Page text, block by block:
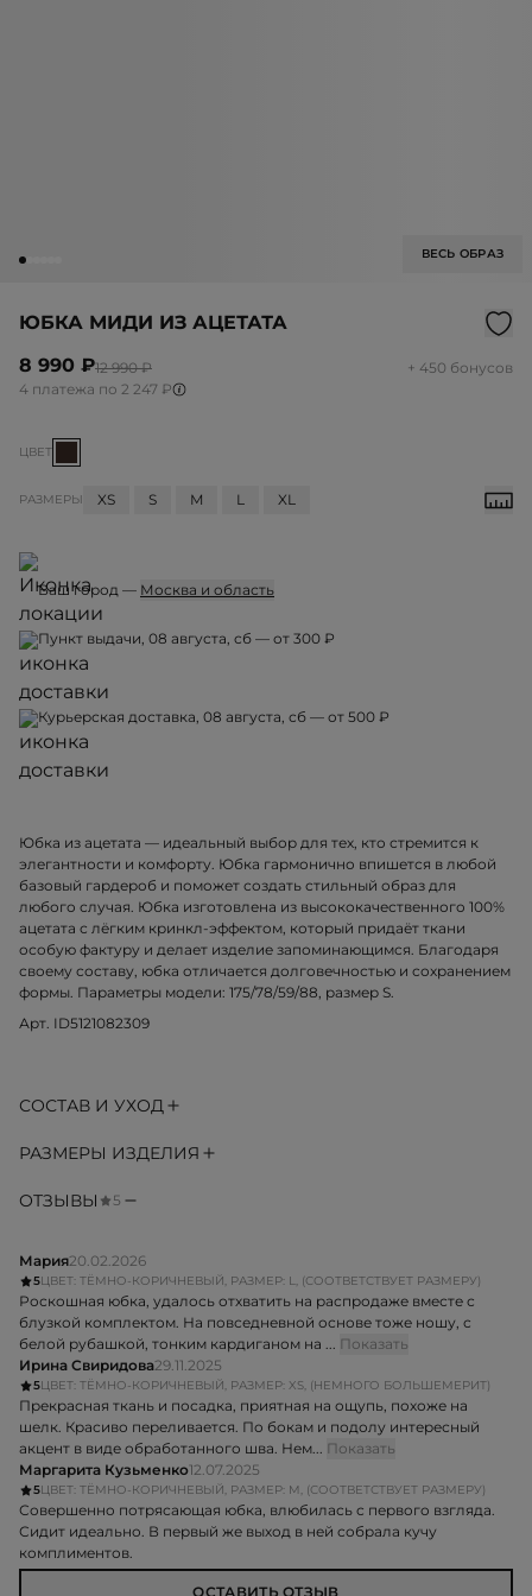
ВЕСЬ ОБРАЗ
ЮБКА МИДИ ИЗ АЦЕТАТА
8 990 ₽12 990 ₽
+ 450 бонусов
4 платежа по 2 247 ₽
ЦВЕТ
РАЗМЕРЫ XS S M L XL
Ваш город — Москва и область
Пункт выдачи, 08 августа, сб — от 300 ₽
Курьерская доставка, 08 августа, сб — от 500 ₽
Юбка из ацетата — идеальный выбор для тех, кто стремится к
элегантности и комфорту. Юбка гармонично впишется в любой
базовый гардероб и поможет создать стильный образ для
любого случая. Юбка изготовлена из высококачественного 100%
ацетата с лёгким кринкл-эффектом, который придаёт ткани
особую фактуру и делает изделие запоминающимся. Благодаря
своему составу, юбка отличается долговечностью и сохранением
формы. Параметры модели: 175/78/59/88, размер S.
Арт. ID5121082309
СОСТАВ И УХОД
РАЗМЕРЫ ИЗДЕЛИЯ
ОТЗЫВЫ 5
Мария20.02.2026
5ЦВЕТ: ТЁМНО-КОРИЧНЕВЫЙ, РАЗМЕР: L, (СООТВЕТСТВУЕТ РАЗМЕРУ)
Роскошная юбка, удалось отхватить на распродаже вместе с
блузкой комплектом. На повседневной основе тоже ношу, с
белой рубашкой, тонким кардиганом на ... Показать
Ирина Свиридова29.11.2025
5ЦВЕТ: ТЁМНО-КОРИЧНЕВЫЙ, РАЗМЕР: XS, (НЕМНОГО БОЛЬШЕМЕРИТ)
Прекрасная ткань и посадка, приятная на ощупь, похоже на
шелк. Красиво переливается. По бокам и подолу интересный
акцент в виде обработанного шва. Нем... Показать
Маргарита Кузьменко12.07.2025
5ЦВЕТ: ТЁМНО-КОРИЧНЕВЫЙ, РАЗМЕР: M, (СООТВЕТСТВУЕТ РАЗМЕРУ)
Совершенно потрясающая юбка, влюбилась с первого взгляда.
Сидит идеально. В первый же выход в ней собрала кучу
комплиментов.
ОСТАВИТЬ ОТЗЫВ